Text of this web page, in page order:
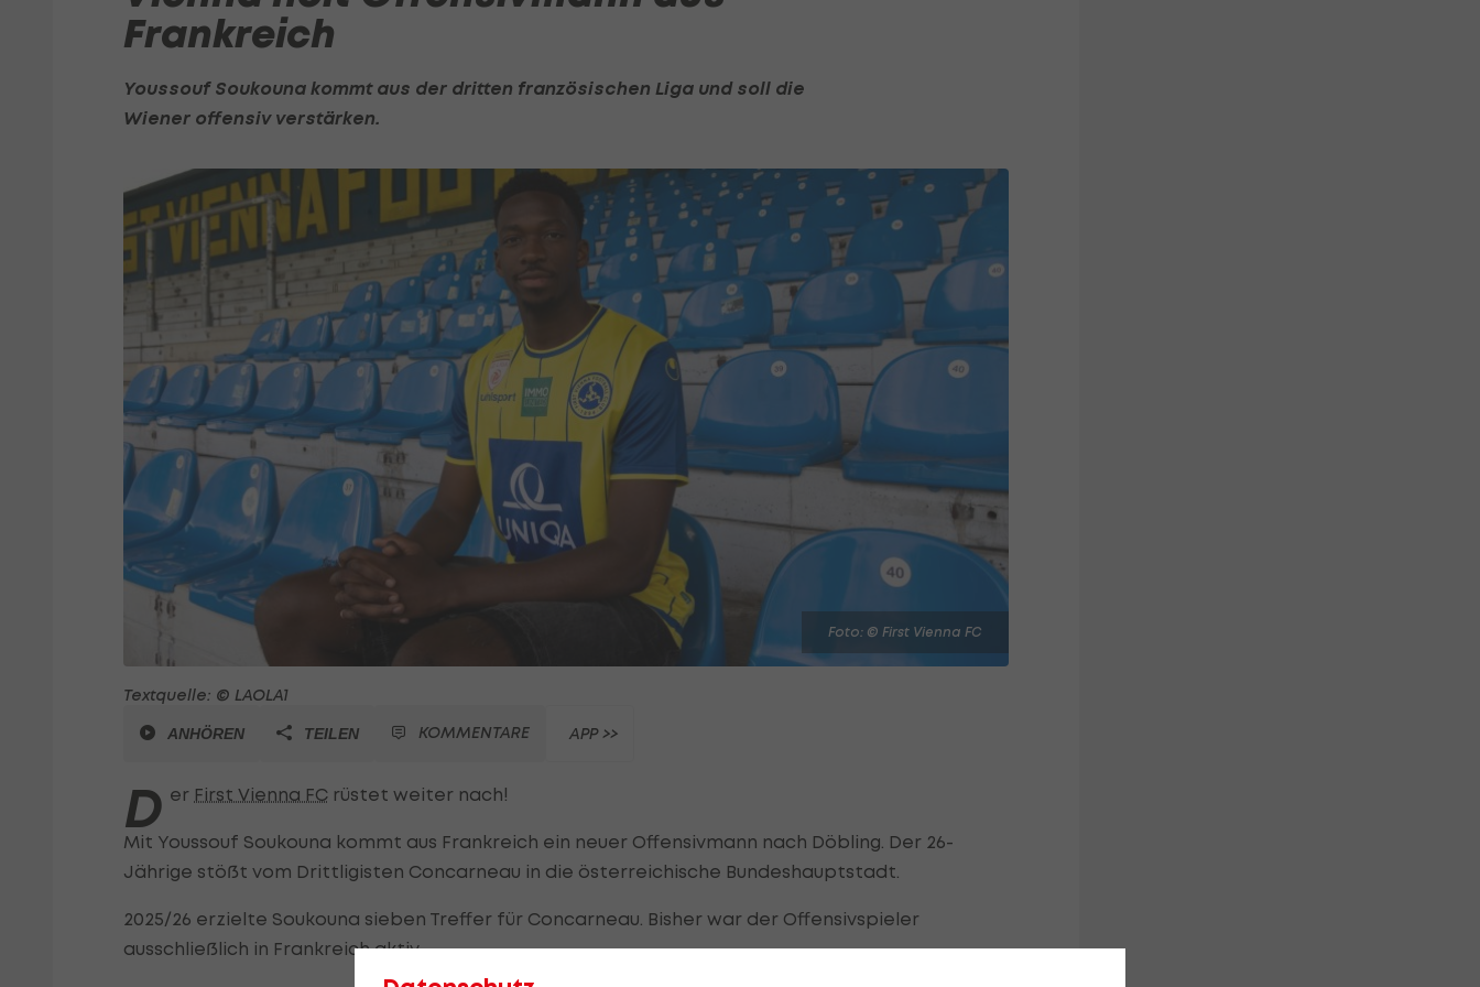
Frankreich
Youssouf Soukouna kommt aus der dritten französischen Liga und soll die
Wiener offensiv verstärken.
Foto: © First Vienna FC
Textquelle: © LAOLA1
ANHÖREN TEILEN KOMMENTARE APP >>
D er First Vienna FC rüstet weiter nach!
Mit Youssouf Soukouna kommt aus Frankreich ein neuer Offensivmann nach Döbling. Der 26-
Jährige stößt vom Drittligisten Concarneau in die österreichische Bundeshauptstadt.
2025/26 erzielte Soukouna sieben Treffer für Concarneau. Bisher war der Offensivspieler
ausschließlich in Frankreich aktiv.